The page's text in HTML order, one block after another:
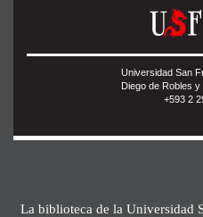
Universidad San
Diego de Robles
+593 2
La biblioteca de la Universidad